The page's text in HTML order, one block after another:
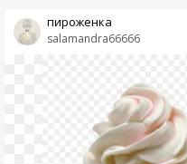
salamandra66666
пироженка